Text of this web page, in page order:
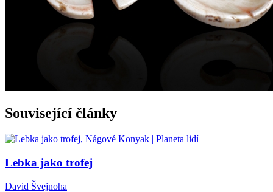
Související články
Lebka jako trofej
David Švejnoha